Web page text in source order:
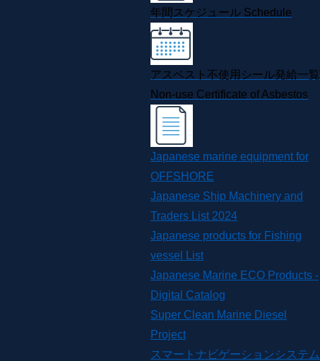
年間スケジュール Schedule
アスベスト不使用シール発給一覧
Non-use Certificate of Asbestos
Japanese marine equipment for
OFFSHORE
Japanese Ship Machinery and
Traders List 2024
Japanese products for Fishing
vessel List
Japanese Marine ECO Products -
Digital Catalog
Super Clean Marine Diesel
Project
スマートナビゲーションシステム